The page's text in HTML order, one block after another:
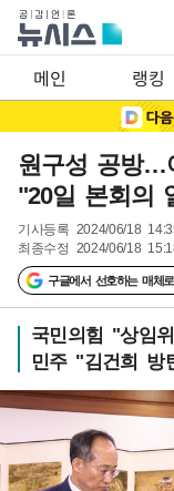
메인 랭킹
원구성 공방…
"20일 본회의
기사등록 2024/06/18
최종수정 2024/06/18
구글에서 선호하는 매체
국민의힘 "상임
민주 "김건희 방